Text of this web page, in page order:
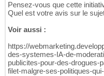
Pensez-vous que cette
Quel est votre avis sur le
Voir aussi :
https://
des-systemes-IA-de-
publicites-pour-des-drogues-
filet-malgre-ses-politiques-